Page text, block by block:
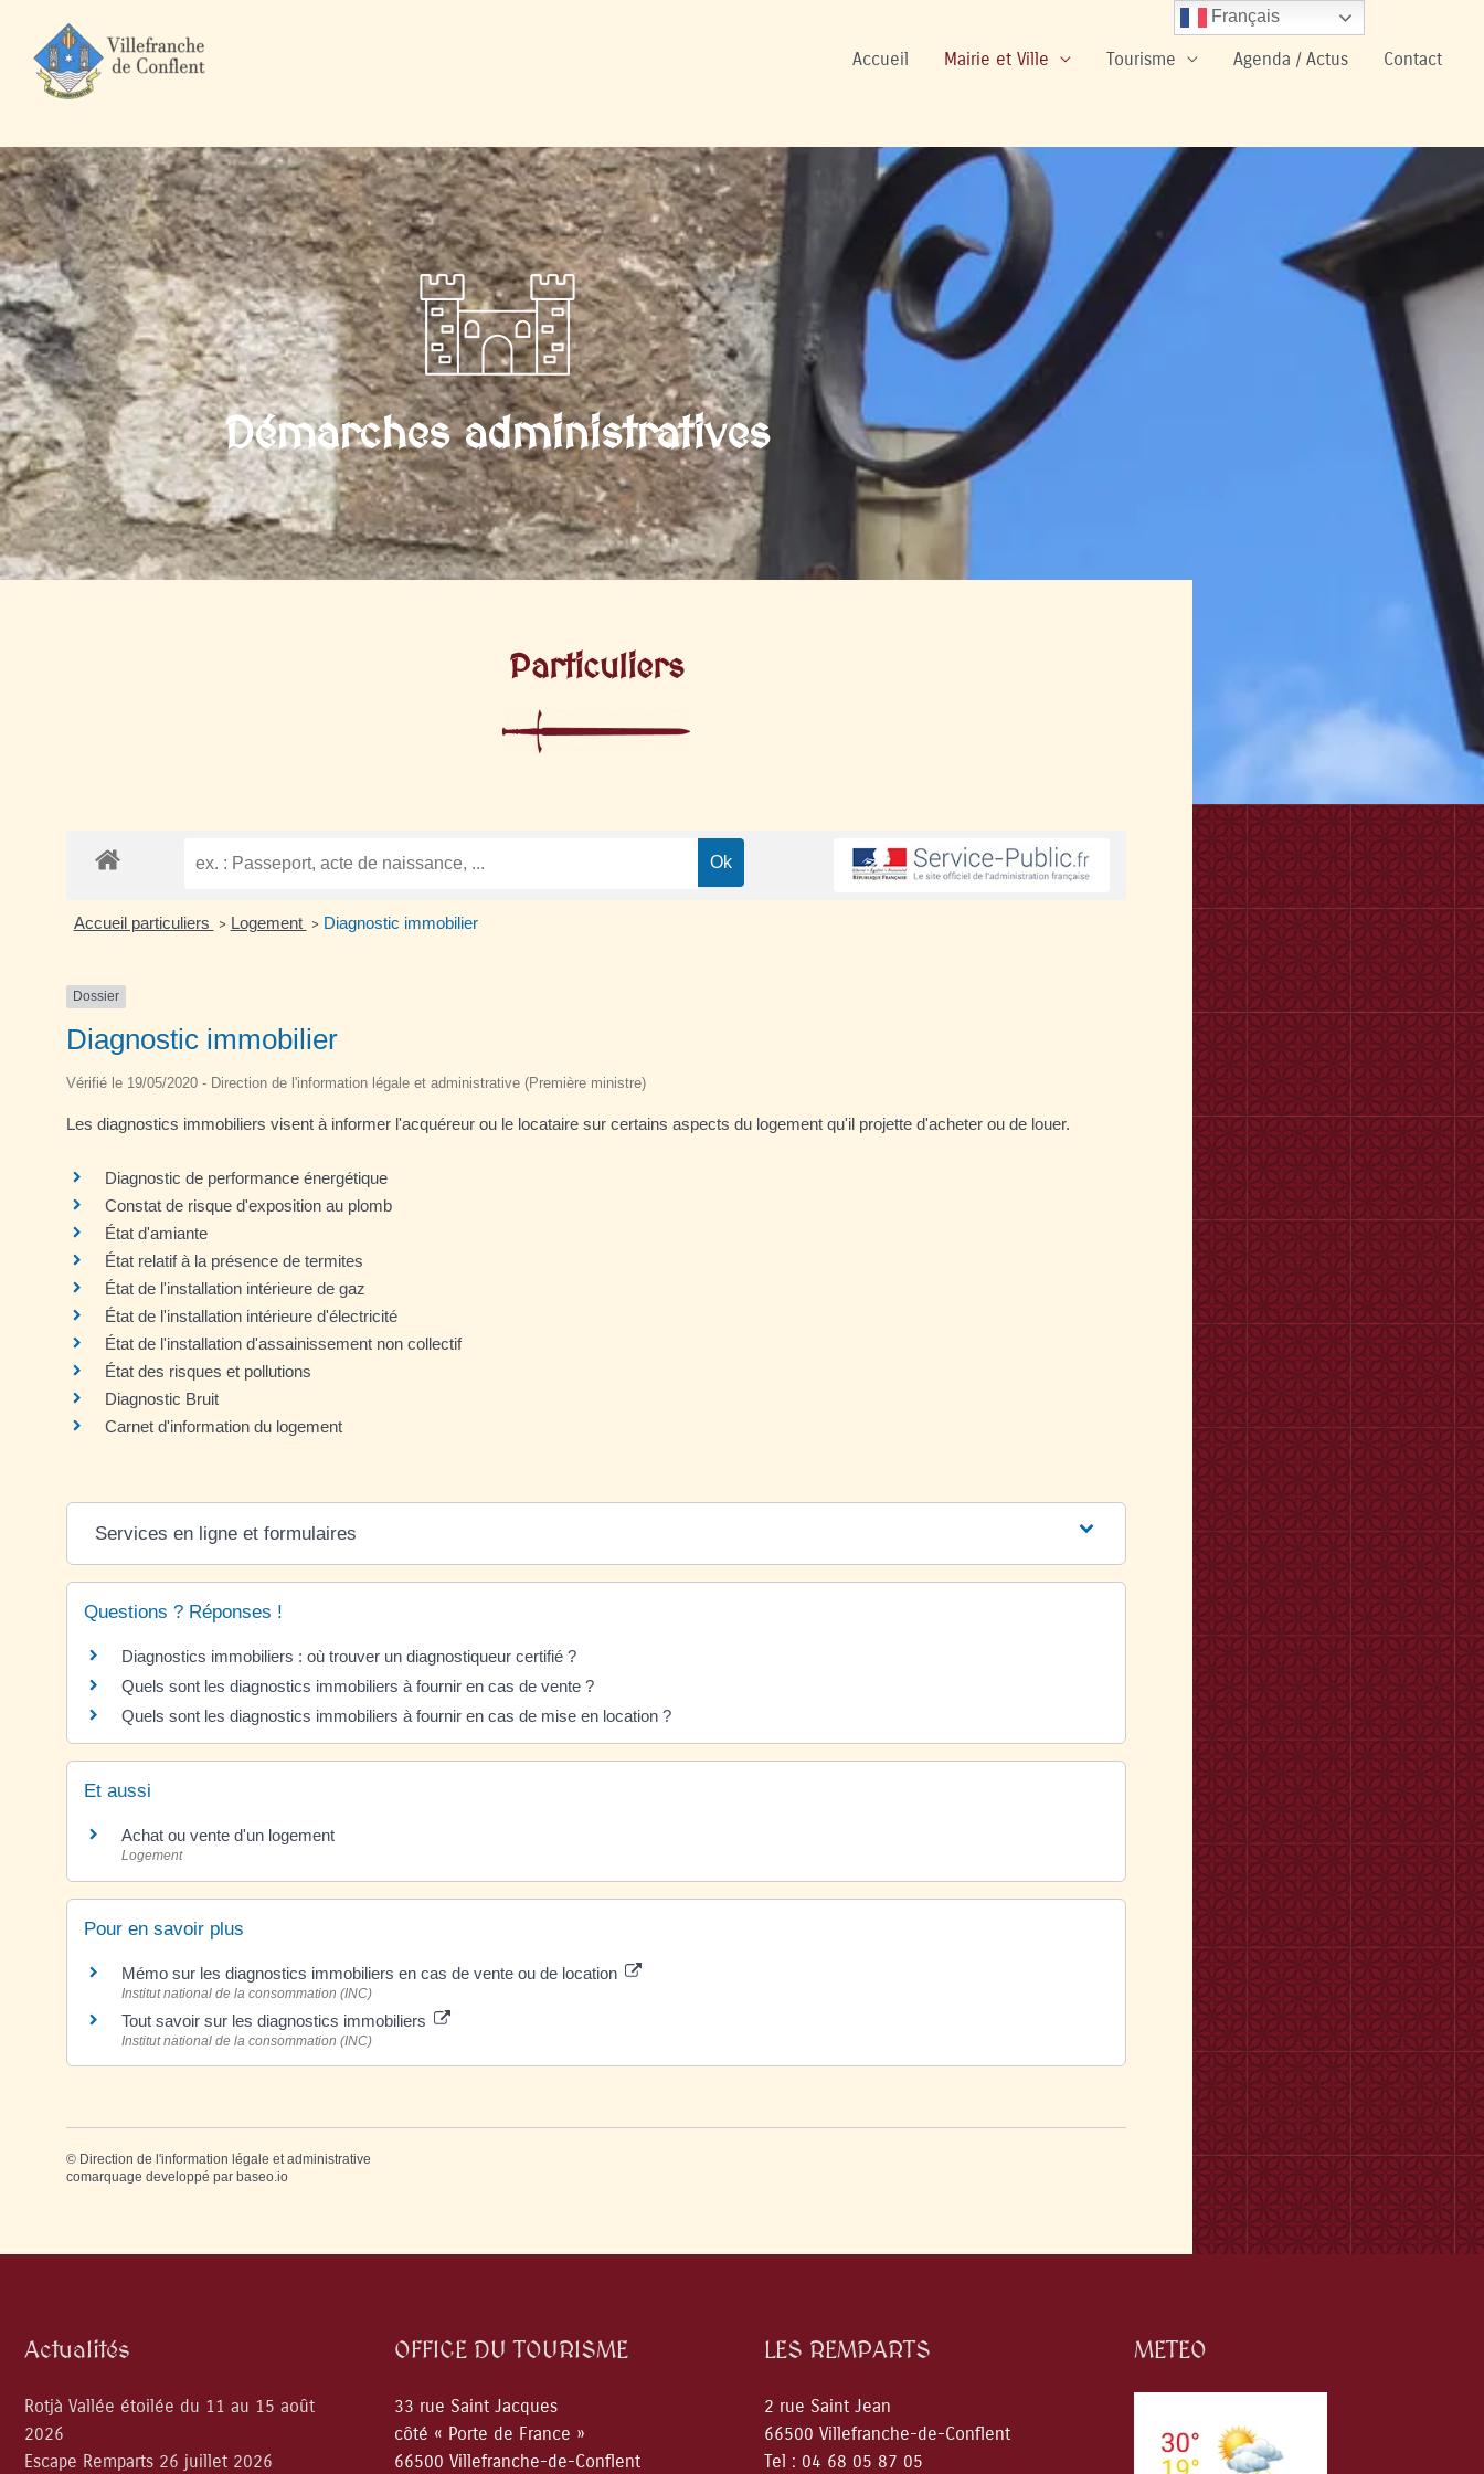
Accueil Mairie et Ville Tourisme Agenda / Actus Contact
Démarches administratives
Particuliers
Accueil particuliers > Logement > Diagnostic immobilier
Dossier
Diagnostic immobilier
Vérifié le 19/05/2020 - Direction de l'information légale et administrative (Première ministre)
Les diagnostics immobiliers visent à informer l'acquéreur ou le locataire sur certains aspects du logement qu'il projette d'acheter ou de louer.
Diagnostic de performance énergétique
Constat de risque d'exposition au plomb
État d'amiante
État relatif à la présence de termites
État de l'installation intérieure de gaz
État de l'installation intérieure d'électricité
État de l'installation d'assainissement non collectif
État des risques et pollutions
Diagnostic Bruit
Carnet d'information du logement
Services en ligne et formulaires
Questions ? Réponses !
Diagnostics immobiliers : où trouver un diagnostiqueur certifié ?
Quels sont les diagnostics immobiliers à fournir en cas de vente ?
Quels sont les diagnostics immobiliers à fournir en cas de mise en location ?
Et aussi
Achat ou vente d'un logement
Logement
Pour en savoir plus
Mémo sur les diagnostics immobiliers en cas de vente ou de location
Institut national de la consommation (INC)
Tout savoir sur les diagnostics immobiliers
Institut national de la consommation (INC)
© Direction de l'information légale et administrative
comarquage developpé par baseo.io
Actualités
Rotjà Vallée étoilée du 11 au 15 août
2026
Escape Remparts 26 juillet 2026
OFFICE DU TOURISME
33 rue Saint Jacques
côté « Porte de France »
66500 Villefranche-de-Conflent
LES REMPARTS
2 rue Saint Jean
66500 Villefranche-de-Conflent
Tel : 04 68 05 87 05
METEO
Français